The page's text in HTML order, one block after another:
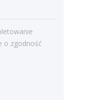
pracownicy?
na biurową?
o zgodność